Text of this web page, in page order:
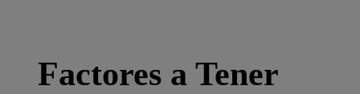
Factores a Tener